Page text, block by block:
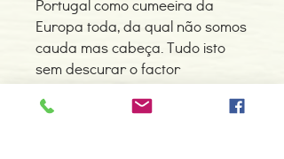
Portugal como cumeeira da
Europa toda, da qual não somos
cauda mas cabeça. Tudo isto
sem descurar o factor
socioeconómico, gizado por
acção política favorável ao bem